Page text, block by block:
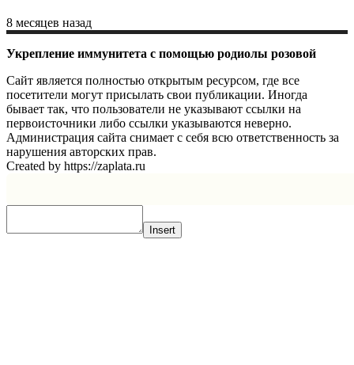
8 месяцев назад
Укрепление иммунитета с помощью родиолы розовой
Сайт является полностью открытым ресурсом, где все
посетители могут присылать свои публикации. Иногда
бывает так, что пользователи не указывают ссылки на
первоисточники либо ссылки указываются неверно.
Администрация сайта снимает с себя всю ответственность за
нарушения авторских прав.
Created by https://zaplata.ru
Insert